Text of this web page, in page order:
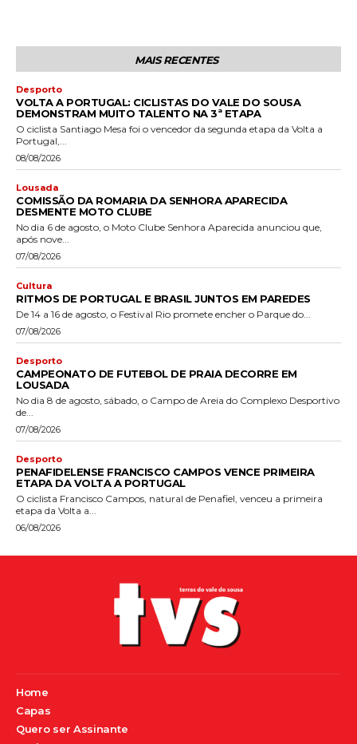
MAIS RECENTES
Desporto
VOLTA A PORTUGAL: CICLISTAS DO VALE DO SOUSA
DEMONSTRAM MUITO TALENTO NA 3ª ETAPA
O ciclista Santiago Mesa foi o vencedor da segunda etapa da Volta a
Portugal,...
08/08/2026
Lousada
COMISSÃO DA ROMARIA DA SENHORA APARECIDA
DESMENTE MOTO CLUBE
No dia 6 de agosto, o Moto Clube Senhora Aparecida anunciou que,
após nove...
07/08/2026
Cultura
RITMOS DE PORTUGAL E BRASIL JUNTOS EM PAREDES
De 14 a 16 de agosto, o Festival Rio promete encher o Parque do...
07/08/2026
Desporto
CAMPEONATO DE FUTEBOL DE PRAIA DECORRE EM
LOUSADA
No dia 8 de agosto, sábado, o Campo de Areia do Complexo Desportivo
de...
07/08/2026
Desporto
PENAFIDELENSE FRANCISCO CAMPOS VENCE PRIMEIRA
ETAPA DA VOLTA A PORTUGAL
O ciclista Francisco Campos, natural de Penafiel, venceu a primeira
etapa da Volta a...
06/08/2026
Home
Capas
Quero ser Assinante